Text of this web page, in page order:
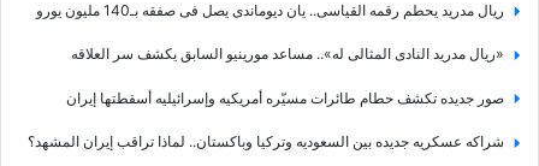
ریال مدرید یحطم رقمه القیاسی.. یان دیوماندی یصل فی صفقه بـ140 ملیون یورو
«ریال مدرید النادی المثالی له».. مساعد مورینیو السابق یکشف سر العلاقه
صور جدیده تکشف حطام طائرات مسیّره أمریکیه وإسرائیلیه أسقطتها إیران
شراکه عسکریه جدیده بین السعودیه وترکیا وباکستان.. لماذا تراقب إیران المشهد؟